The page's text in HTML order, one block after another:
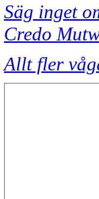
Säg inget
Credo
Allt fler